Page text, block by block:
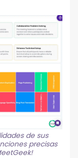
de sus
precisas